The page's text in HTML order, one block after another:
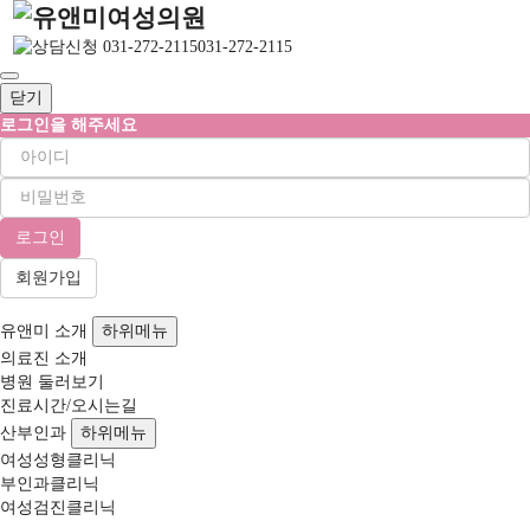
031-272-2115
닫기
로그인을 해주세요
회원가입
유앤미 소개
하위메뉴
의료진 소개
병원 둘러보기
진료시간/오시는길
산부인과
하위메뉴
여성성형클리닉
부인과클리닉
여성검진클리닉